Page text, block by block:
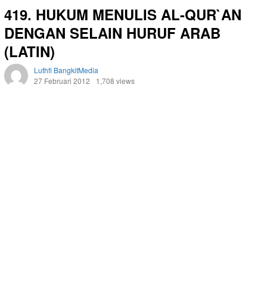
419. HUKUM MENULIS AL-QUR`AN
DENGAN SELAIN HURUF ARAB
(LATIN)
Luthfi BangkitMedia
27 Februari 2012
1,708 views